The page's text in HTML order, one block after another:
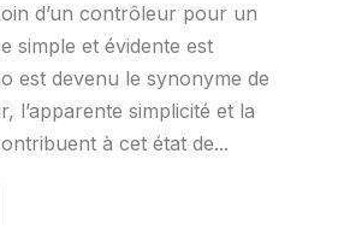
d’un contrôleur pour un
simple et évidente est
est devenu le synonyme de
l’apparente simplicité et la
à cet état de...